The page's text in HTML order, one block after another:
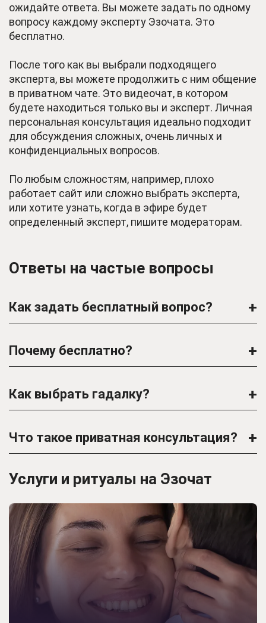
ожидайте ответа. Вы можете задать по одному
вопросу каждому эксперту Эзочата. Это
бесплатно.
После того как вы выбрали подходящего
эксперта, вы можете продолжить с ним общение
в приватном чате. Это видеочат, в котором
будете находиться только вы и эксперт. Личная
персональная консультация идеально подходит
для обсуждения сложных, очень личных и
конфиденциальных вопросов.
По любым сложностям, например, плохо
работает сайт или сложно выбрать эксперта,
или хотите узнать, когда в эфире будет
определенный эксперт, пишите модераторам.
Ответы на частые вопросы
Как задать бесплатный вопрос? +
Почему бесплатно? +
Как выбрать гадалку? +
Что такое приватная консультация? +
Услуги и ритуалы на Эзочат